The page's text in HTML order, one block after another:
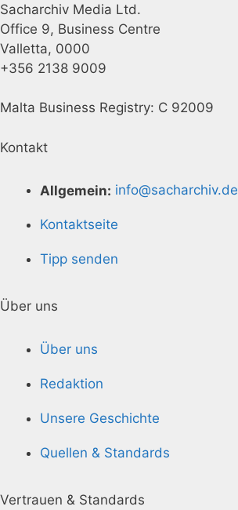
Sacharchiv Media Ltd.
Office 9, Business Centre
Valletta, 0000
+356 2138 9009
Malta Business Registry: C 92009
Kontakt
Allgemein: info@sacharchiv.de
Kontaktseite
Tipp senden
Über uns
Über uns
Redaktion
Unsere Geschichte
Quellen & Standards
Vertrauen & Standards